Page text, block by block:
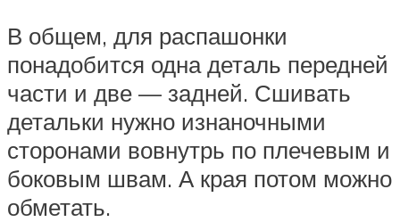
В общем, для распашонки
понадобится одна деталь передней
части и две — задней. Сшивать
детальки нужно изнаночными
сторонами вовнутрь по плечевым и
боковым швам. А края потом можно
обметать.